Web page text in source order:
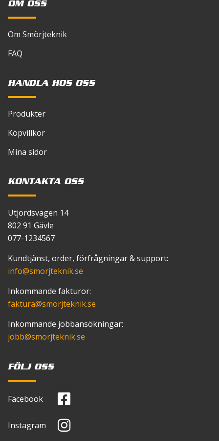
OM OSS
Om Smörjteknik
FAQ
HANDLA HOS OSS
Produkter
Köpvillkor
Mina sidor
KONTAKTA OSS
Utjordsvägen 14
802 91 Gävle
077-1234567
Kundtjänst, order, förfrågningar & support:
info@smorjteknik.se
Inkommande fakturor:
faktura@smorjteknik.se
Inkommande jobbansökningar:
jobb@smorjteknik.se
FÖLJ OSS
Facebook
Instagram